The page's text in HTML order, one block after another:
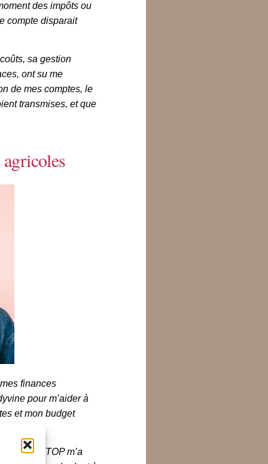
des impôts ou
compte disparait
sa gestion
ont su me
de mes comptes, le
transmises, et que
finances
pour m’aider à
et mon budget
AU TOP m’a